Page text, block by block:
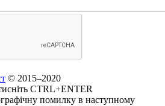
© 2015–2020
CTRL+ENTER
помилку в наступному